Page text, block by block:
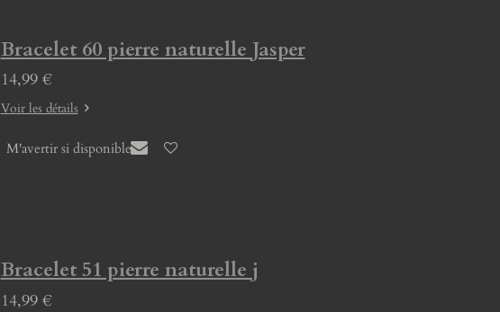
Bracelet 60 pierre naturelle Jasper
14,99 €
Voir les détails
M'avertir si disponible
Bracelet 51 pierre naturelle j
14,99 €